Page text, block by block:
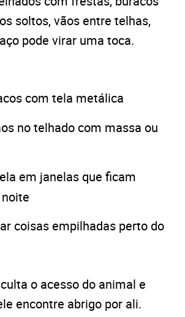
soltos, vãos entre telhas,
pode virar uma toca.
com tela metálica
no telhado com massa ou
em janelas que ficam
coisas empilhadas perto do
o acesso do animal e
encontre abrigo por ali.